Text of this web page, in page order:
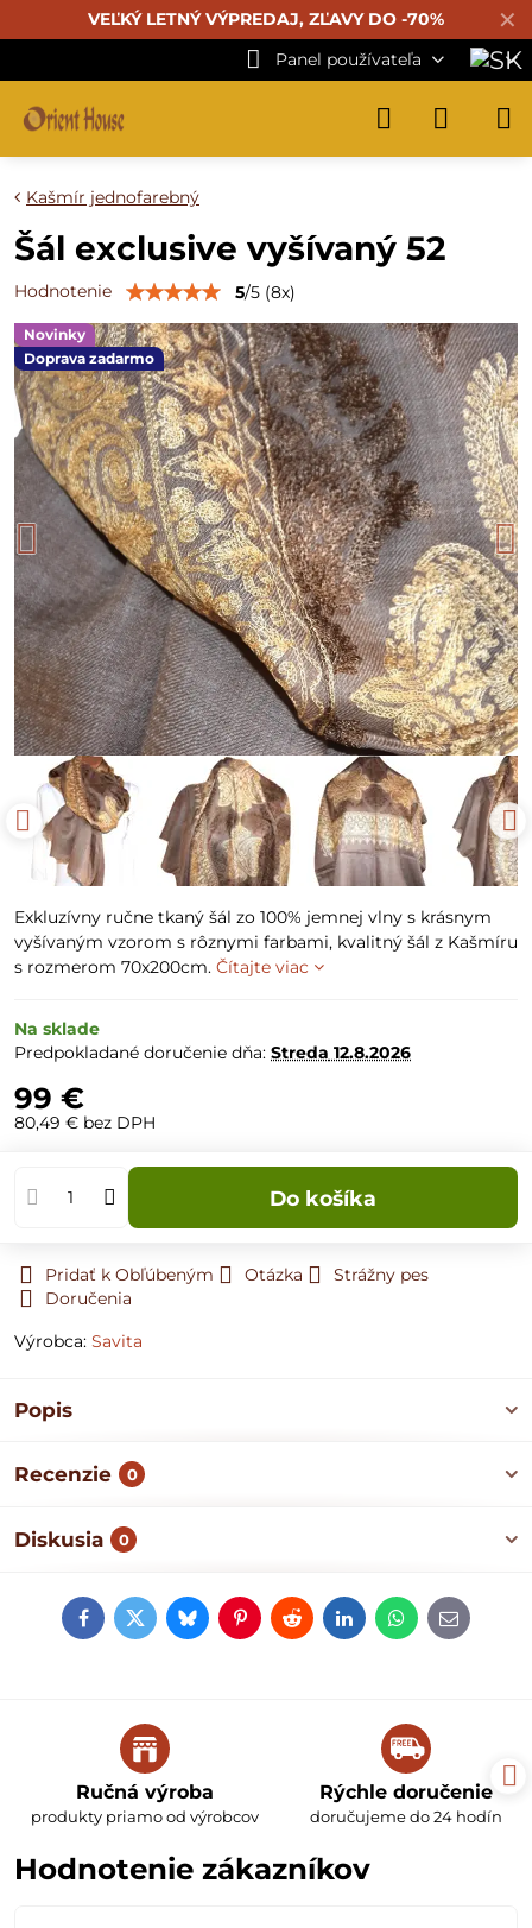
✕
VEĽKÝ LETNÝ VÝPREDAJ, ZĽAVY DO -70%
Panel používateľa
Novinky
Doprava zadarmo
Kašmír jednofarebný
Šál exclusive vyšívaný 52
Hodnotenie 5/5 (8x)
Exkluzívny ručne tkaný šál zo 100% jemnej vlny s krásnym
vyšívaným vzorom s rôznymi farbami, kvalitný šál z Kašmíru
s rozmerom 70x200cm. Čítajte viac
Na sklade
Predpokladané doručenie dňa: Streda 12.8.2026
99 €
80,49 € bez DPH
Do košíka
Pridať k Obľúbeným Otázka
Strážny pes
Doručenia
Výrobca: Savita
Popis
Recenzie 0
Diskusia 0
FacebookTwitterBlueskyPinterestRedditLinkedInWhatsApp
E-
mail
Ručná výroba
produkty priamo od výrobcov
Rýchle doručenie
doručujeme do 24 hodín
Hodnotenie zákazníkov